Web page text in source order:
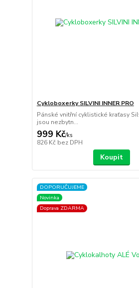
Cykloboxerky SILVINI INNER PRO
Pánské vnitřní cyklistické kraťasy
jsou nezbytn...
999 Kč/ks
826 Kč bez DPH
Koupit
DOPORUČUJEME
Novinka
Doprava ZDARMA